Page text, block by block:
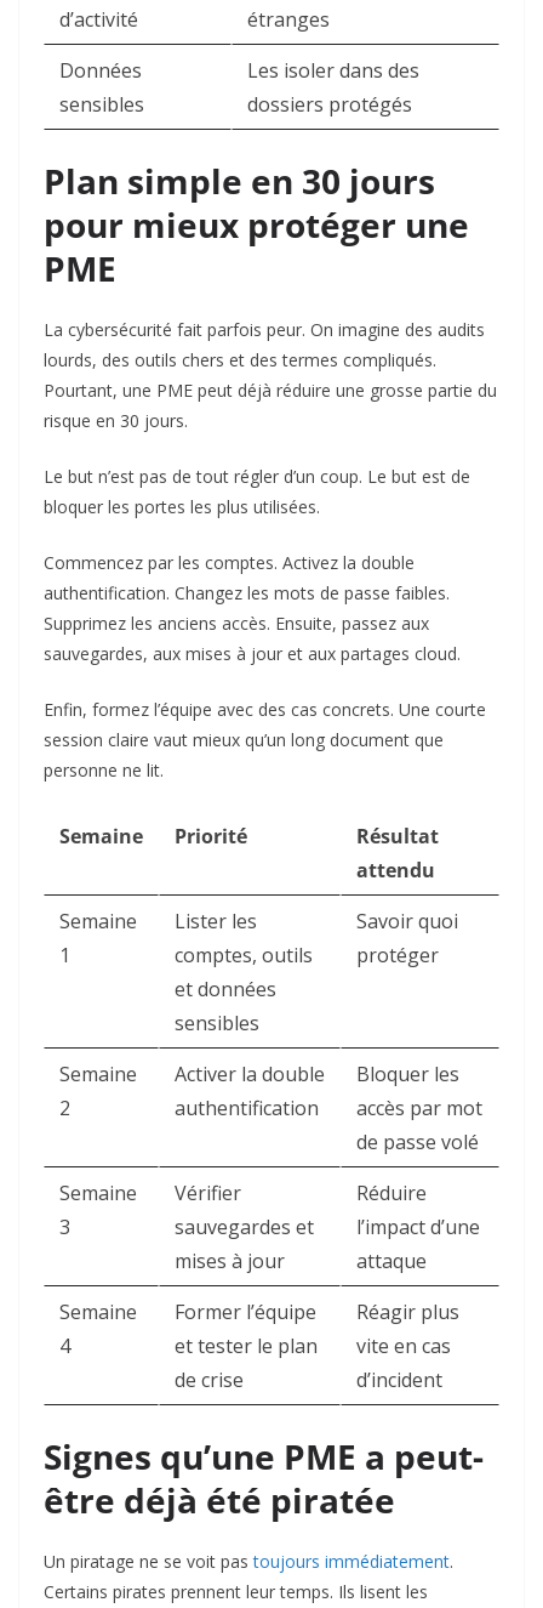
d’activité
étranges
Données
sensibles
Les isoler dans des
dossiers protégés
Plan simple en 30 jours
pour mieux protéger une
PME
La cybersécurité fait parfois peur. On imagine des audits
lourds, des outils chers et des termes compliqués.
Pourtant, une PME peut déjà réduire une grosse partie du
risque en 30 jours.
Le but n’est pas de tout régler d’un coup. Le but est de
bloquer les portes les plus utilisées.
Commencez par les comptes. Activez la double
authentification. Changez les mots de passe faibles.
Supprimez les anciens accès. Ensuite, passez aux
sauvegardes, aux mises à jour et aux partages cloud.
Enfin, formez l’équipe avec des cas concrets. Une courte
session claire vaut mieux qu’un long document que
personne ne lit.
Semaine Priorité
Résultat
attendu
Semaine
1
Lister les
comptes, outils
et données
sensibles
Savoir quoi
protéger
Semaine
2
Activer la double
authentification
Bloquer les
accès par mot
de passe volé
Semaine
3
Vérifier
sauvegardes et
mises à jour
Réduire
l’impact d’une
attaque
Semaine
4
Former l’équipe
et tester le plan
de crise
Réagir plus
vite en cas
d’incident
Signes qu’une PME a peut-
être déjà été piratée
Un piratage ne se voit pastoujours immédiatement.
Certains pirates prennent leur temps. Ils lisent les